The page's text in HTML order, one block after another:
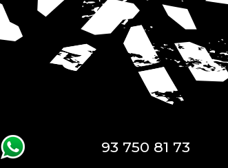
93 750 81 73